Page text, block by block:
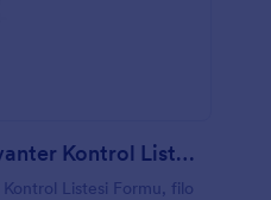
Günlük Kamyon Envanter Kontrol Listesi Formu
Listesi Formu, filo